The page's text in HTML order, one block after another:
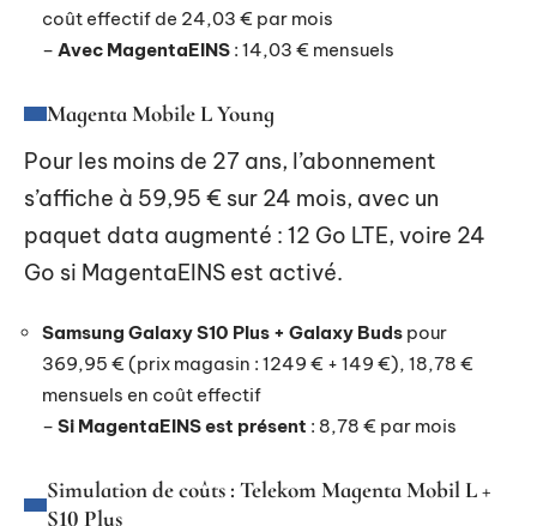
coût effectif de 24,03 € par mois
– Avec MagentaEINS : 14,03 € mensuels
Magenta Mobile L Young
Pour les moins de 27 ans, l’abonnement
s’affiche à 59,95 € sur 24 mois, avec un
paquet data augmenté : 12 Go LTE, voire 24
Go si MagentaEINS est activé.
Samsung Galaxy S10 Plus + Galaxy Buds pour
369,95 € (prix magasin : 1249 € + 149 €), 18,78 €
mensuels en coût effectif
– Si MagentaEINS est présent : 8,78 € par mois
Simulation de coûts : Telekom Magenta Mobil L +
S10 Plus